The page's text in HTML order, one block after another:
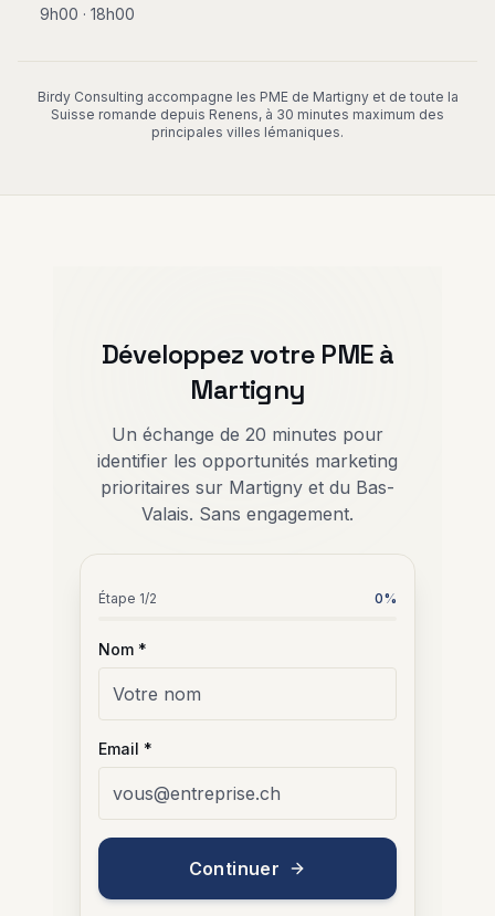
9h00 · 18h00
Birdy Consulting accompagne les PME de Martigny et de toute la
Suisse romande depuis Renens, à 30 minutes maximum des
principales villes lémaniques.
Développez votre PME à
Martigny
Un échange de 20 minutes pour
identifier les opportunités marketing
prioritaires sur Martigny et du Bas-
Valais. Sans engagement.
Étape 1/2 0%
Nom *
Email *
Continuer